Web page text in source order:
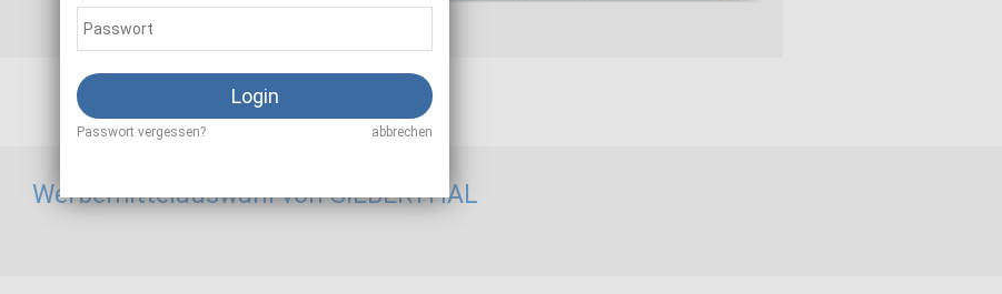
3,00 - 5,00 %
Werbemittelauswahl von SILBERTHAL
Login
Passwort vergessen? abbrechen